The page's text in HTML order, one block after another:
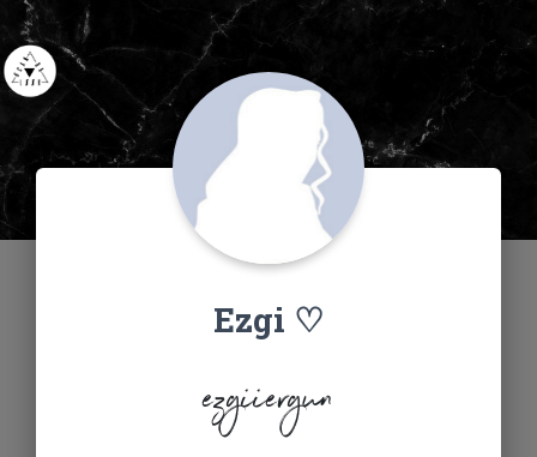
Ezgi ♡
ezgiiergun